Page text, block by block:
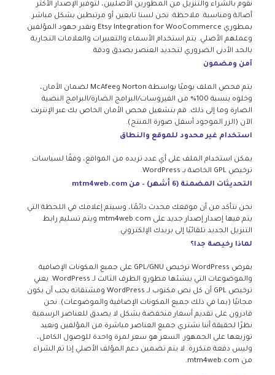
نقوم بالشراء والتنزيل من المطورين الأصليين، لتوفير الإصدار الأكثر
أصالة ومناسبة. ملاحظة: نحن لسنا تابعين أو مرتبطين بشكل مباشر
بمطوري Etsy Integration for WooCommerce ونقدر جهود المؤلفين
وعملهم الأصلي. يتم استخدام الأسماء والتعبيرات والعلامات التجارية
بالحد الأدنى الضروري لتحديد العنصر بصدق ودقة.
آمن ومضمون
يتم فحص الملف يوميًا بواسطة Norton وMcAfee لضمان الأمان،
وخلوه بنسبة 100% من الفيروسات/البرامج الضارة/البرامج النصية
الضارة وما إلى ذلك. قم بتشغيل فحص الأمان الخاص بك عبر الإنترنت
الآن (الزر الموجود أسفل صورة المنتج).
استخدام غير محدود للموقع والنطاق
يمكن استخدام الملف على أي عدد تريده من المواقع، وفقًا لسياسات
ترخيص GPL الخاصة بـ WordPress.
التحديثات المضمنة (6 أشهر) – من mtm4web.com
نحن نتأكد من أن موقعك محدث دائمًا، وسيتم إعلامك في اللحظة التي
يتم فيها إصدار إصدار جديد على mtm4web.com ويتم تسليم رابط
التنزيل الجديد تلقائيًا إلى بريدك الإلكتروني.
لماذا رخيصة جدا؟
يفرض WordPress ترخيص GPL/GNU على جميع المكونات الإضافية
والموضوعات التي ينشئها مطورو الطرف الثالث لـ WordPress. يعني
ترخيص GPL أن كل نص مكتوب لـ WordPress ومشتقاته يجب أن يكون
مجانيًا (بما في ذلك جميع المكونات الإضافية والموضوعات). نحن
قادرون على تقديم أسعار منخفضة بشكل لا يصدق للعناصر الرسمية
نظرًا لحقيقة أننا نشتري جميع العناصر مباشرة من المؤلفين ونعيد
توزيعها على الجمهور. السعر هو سعر لمرة واحدة للوصول الكامل،
وليس دفعة متكررة. لا يتم تضمين دعم المؤلف الأصلي إذا تم الشراء
من mtm4web.com.